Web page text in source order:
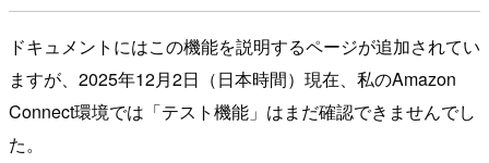
ドキュメントにはこの機能を説明するページが追加されてい
ますが、2025年12月2日（日本時間）現在、私のAmazon
Connect環境では「テスト機能」はまだ確認できませんでし
た。